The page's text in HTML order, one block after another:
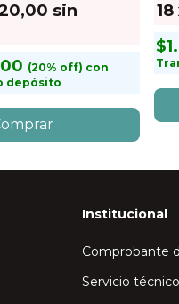
sin
con
depósito
18
Institucional
Comprobante
Servicio técnico